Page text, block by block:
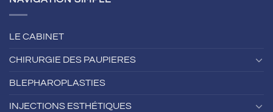
LE CABINET
CHIRURGIE DES PAUPIERES
BLEPHAROPLASTIES
INJECTIONS ESTHÉTIQUES